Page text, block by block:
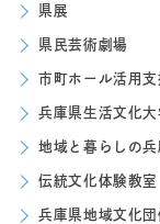
県展
県民芸術劇場
市町ホール活用支
兵庫県生活文化大
地域と暮らしの兵
伝統文化体験教室
兵庫県地域文化